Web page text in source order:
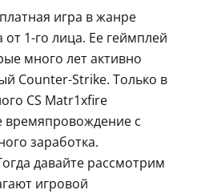
игра в жанре
от 1-го лица. Ее геймплей
много лет активно
Counter-Strike. Только в
CS Matr1xfire
времяпровождение с
заработка.
давайте рассмотрим
игровой